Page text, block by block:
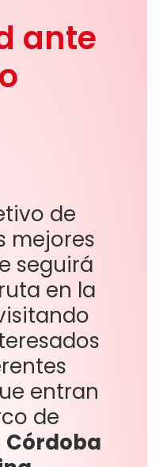
ante
de
mejores
seguirá
en la
entran
de
Córdoba